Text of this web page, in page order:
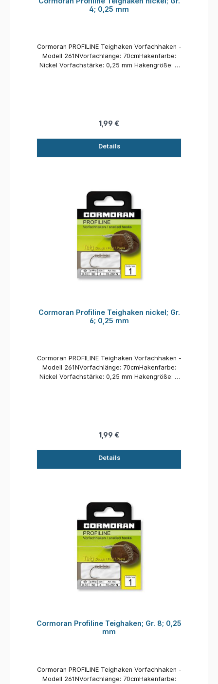
4; 0,25 mm
Cormoran PROFILINE Teighaken Vorfachhaken -
Modell 261NVorfachlänge: 70cmHakenfarbe:
Nickel Vorfachstärke: 0,25 mm Hakengröße: 4
1,99 €
Details
Cormoran Profiline Teighaken nickel; Gr.
6; 0,25 mm
Cormoran PROFILINE Teighaken Vorfachhaken -
Modell 261NVorfachlänge: 70cmHakenfarbe:
Nickel Vorfachstärke: 0,25 mm Hakengröße: 6
1,99 €
Details
Cormoran Profiline Teighaken; Gr. 8; 0,25
mm
Cormoran PROFILINE Teighaken Vorfachhaken -
Modell 261NVorfachlänge: 70cmHakenfarbe: